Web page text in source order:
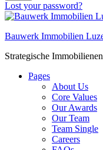
Lost your password?
Bauwerk Immobilien
Strategische
Pages
About Us
Core Values
Our Awards
Our Team
Team Single
Careers